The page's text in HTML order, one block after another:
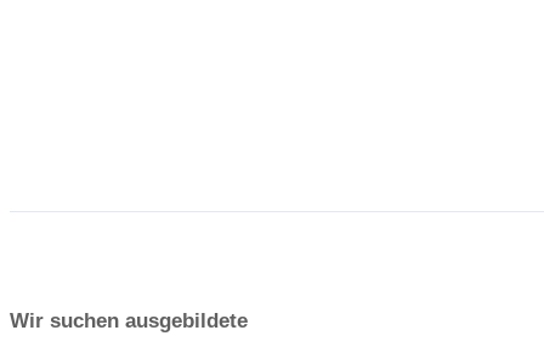
Wir suchen ausgebildete